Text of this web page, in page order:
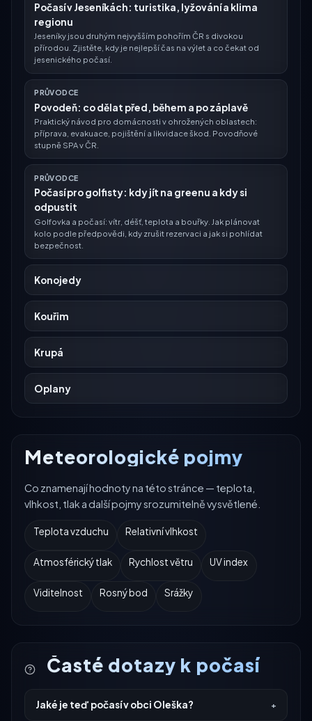
Počasí v Jeseníkách: turistika, lyžování a klima
regionu
Jeseníky jsou druhým nejvyšším pohořím ČR s divokou
přírodou. Zjistěte, kdy je nejlepší čas na výlet a co čekat od
jesenického počasí.
PRŮVODCE
Povodeň: co dělat před, během a po záplavě
Praktický návod pro domácnosti v ohrožených oblastech:
příprava, evakuace, pojištění a likvidace škod. Povodňové
stupně SPA v ČR.
PRŮVODCE
Počasí pro golfisty: kdy jít na greenu a kdy si
odpustit
Golfovka a počasí: vítr, déšť, teplota a bouřky. Jak plánovat
kolo podle předpovědi, kdy zrušit rezervaci a jak si pohlídat
bezpečnost.
Konojedy
Kouřim
Krupá
Oplany
Meteorologické pojmy
Co znamenají hodnoty na této stránce — teplota,
vlhkost, tlak a další pojmy srozumitelně vysvětlené.
Teplota vzduchu Relativní vlhkost
Atmosférický tlak Rychlost větru UV index
Viditelnost Rosný bod Srážky
Časté dotazy k počasí
Jaké je teď počasí v obci Oleška?